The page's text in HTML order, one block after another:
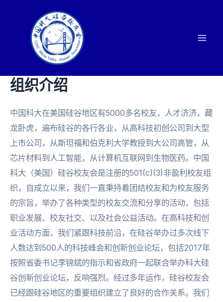
组织介绍
中国科大在美国硅谷地区有5000多名校友，人才济济，藏
龙卧虎，遍布硅谷的各行各业，从高科技初创公司到大型
上市公司，从斯坦福和伯克利大学教授到大公司高管，从
芯片材料到人工智能，从计算机互联网到生物医药。中国
科大（美国）硅谷校友会是注册的501(c)(3)非盈利校友组
织，自成立以来，我们一直秉持着团结校友和为校友服务
的宗旨，举办了各种类型的校友交流和分享的活动，包括
职业发展、校友社交、以及社会公益活动。在高科技和创
业活动方面，我们紧跟科技前沿，在硅谷举办过多次线下
人数达到500人的科技峰会和创新创业论坛，包括2017年
按照省委书记李锦斌的指示和省政府一起联合举办科大硅
谷创新创业论坛，反响强烈。经过多年运作，硅谷校友会
已经跟硅谷地区的重要组织建立了良好的合作关系。我们